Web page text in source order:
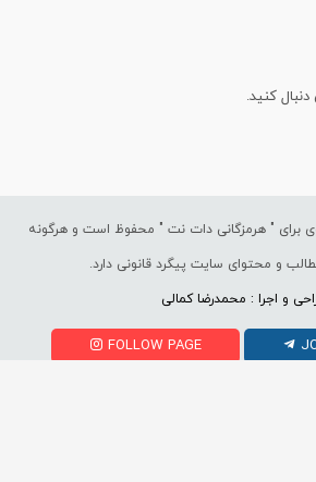
کنید.
برای " هرمزگانی دات نت " محفوظ است و هرگونه
و محتوای سایت پیگرد قانونی دارد.
و اجرا : محمدرضا کمالی
FOLLOW PAGE